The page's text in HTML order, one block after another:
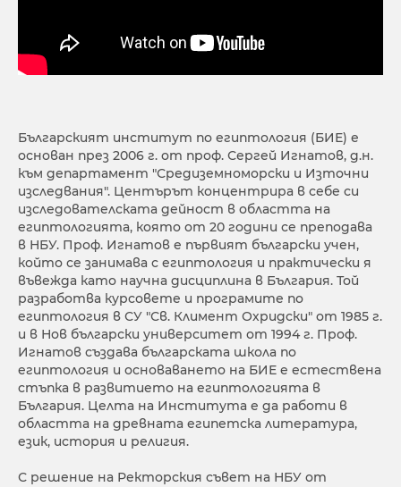
Българският институт по египтология (БИЕ) е
основан през 2006 г. от проф. Сергей Игнатов, д.н.
към департамент "Средиземноморски и Източни
изследвания". Центърът концентрира в себе си
изследователската дейност в областта на
египтологията, която от 20 години се преподава
в НБУ. Проф. Игнатов е първият български учен,
който се занимава с египтология и практически я
въвежда като научна дисциплина в България. Той
разработва курсовете и програмите по
египтология в СУ "Св. Климент Охридски" от 1985 г.
и в Нов български университет от 1994 г. Проф.
Игнатов създава българската школа по
египтология и основаването на БИЕ е естествена
стъпка в развитието на египтологията в
България. Целта на Института е да работи в
областта на древната египетска литература,
език, история и религия.
С решение на Ректорския съвет на НБУ от